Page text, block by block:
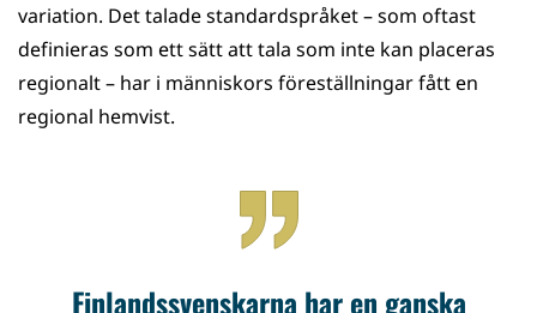
variation. Det talade standardspråket – som oftast
definieras som ett sätt att tala som inte kan placeras
regionalt – har i människors föreställningar fått en
regional hemvist.
Finlandssvenskarna har en ganska